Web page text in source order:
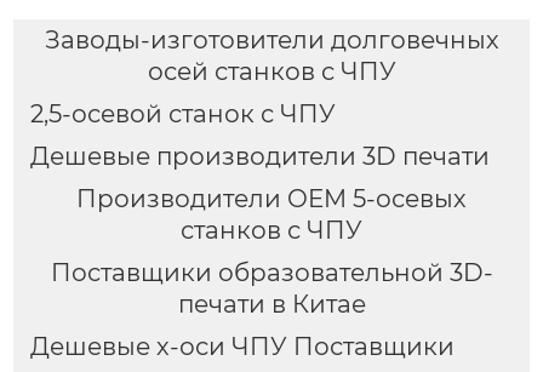
Заводы-изготовители долговечных
осей станков с ЧПУ
2,5-осевой станок с ЧПУ
Дешевые производители 3D печати
Производители OEM 5-осевых
станков с ЧПУ
Поставщики образовательной 3D-
печати в Китае
Дешевые х-оси ЧПУ Поставщики